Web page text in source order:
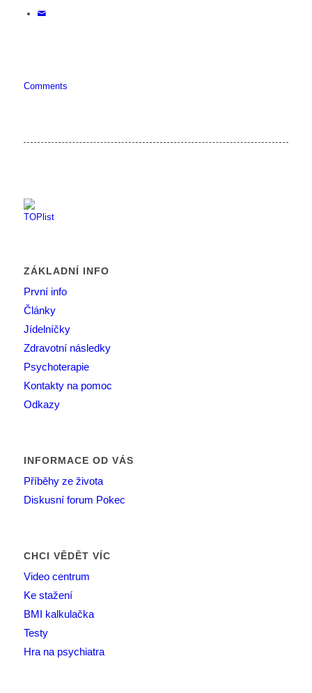
Comments
ZÁKLADNÍ INFO
První info
Články
Jídelníčky
Zdravotní následky
Psychoterapie
Kontakty na pomoc
Odkazy
INFORMACE OD VÁS
Příběhy ze života
Diskusní forum Pokec
CHCI VĚDĚT VÍC
Video centrum
Ke stažení
BMI kalkulačka
Testy
Hra na psychiatra